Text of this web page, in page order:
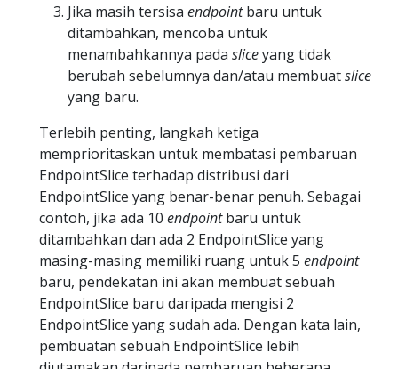
Jika masih tersisa endpointbaru untuk
ditambahkan, mencoba untuk
menambahkannya pada sliceyang tidak
berubah sebelumnya dan/atau membuatslice
yang baru.
Terlebih penting, langkah ketiga
memprioritaskan untuk membatasi pembaruan
EndpointSlice terhadap distribusi dari
EndpointSlice yang benar-benar penuh. Sebagai
contoh, jika ada 10 endpointbaru untuk
ditambahkan dan ada 2 EndpointSlice yang
masing-masing memiliki ruang untuk 5 endpoint
baru, pendekatan ini akan membuat sebuah
EndpointSlice baru daripada mengisi 2
EndpointSlice yang sudah ada. Dengan kata lain,
pembuatan sebuah EndpointSlice lebih